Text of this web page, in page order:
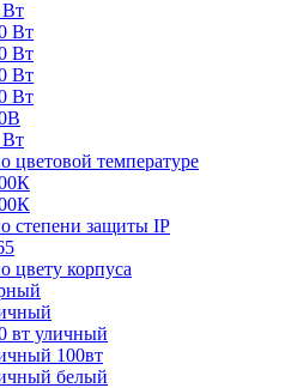
Вт
Вт
Вт
Вт
Вт
Вт
цветовой температуре
степени защиты IP
цвету корпуса
вт уличный
100вт
белый